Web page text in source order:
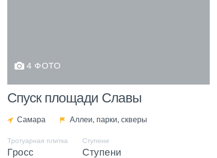
4 ФОТО
Спуск площади Славы
Самара Аллеи, парки, скверы
Тротуарная плитка
Гросс
Ступени
Ступени